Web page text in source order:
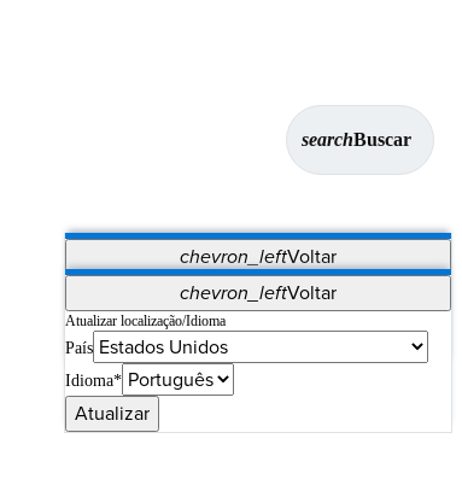
searchBuscar
chevron_leftVoltar
Vet Systems OrthoPedia Patient
Supplier Portal
Synergy Imaging & Resection
chevron_leftVoltar
Atualizar localização/Idioma
País
Idioma*
Atualizar